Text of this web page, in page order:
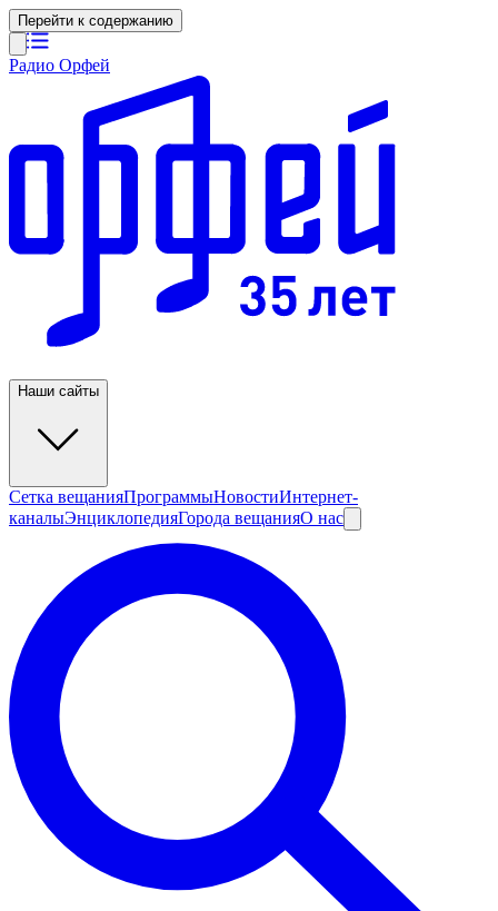
Перейти к содержанию
Радио Орфей
Наши сайты
Сетка вещанияПрограммыНовостиИнтернет-
каналыЭнциклопедияГорода вещанияО нас